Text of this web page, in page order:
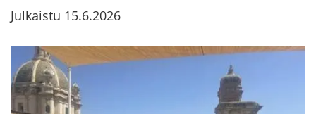
Julkaistu 15.6.2026